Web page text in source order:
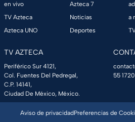
en vivo
TV Azteca
Azteca UNO
Azteca 7
Noticias
Deportes
a
TV AZTECA
Periférico Sur 4121,
Col. Fuentes Del Pedregal,
C.P. 14141,
Ciudad De México, México.
55
Aviso de privacidadPreferencias de